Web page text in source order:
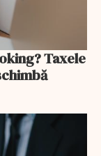
Taxele